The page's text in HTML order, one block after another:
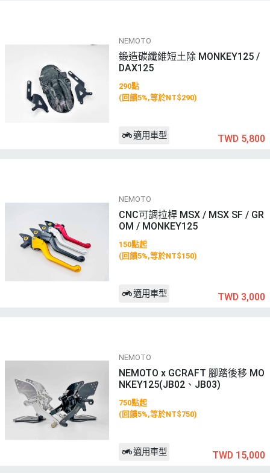
NEMOTO
鍛造碳纖維短土除 MONKEY125 /
DAX125
290點
(回饋5%,等於NT$290)
適用車型 TWD 5,800
NEMOTO
CNC可調拉桿 MSX / MSX SF / GR
OM / MONKEY125
150點起
(回饋5%,等於NT$150)
適用車型 TWD 3,000
NEMOTO
NEMOTO x GCRAFT 腳踏後移 MO
NKEY125(JB02、JB03)
750點起
(回饋5%,等於NT$750)
適用車型 TWD 15,000